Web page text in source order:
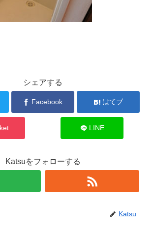
シェアする
Facebook はてブ
LINE
Katsuをフォローする
Katsu